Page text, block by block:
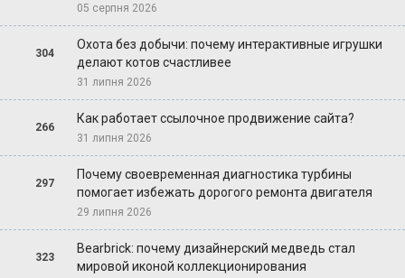
05 серпня 2026
304
Охота без добычи: почему интерактивные игрушки
делают котов счастливее
31 липня 2026
266
Как работает ссылочное продвижение сайта?
31 липня 2026
297
Почему своевременная диагностика турбины
помогает избежать дорогого ремонта двигателя
29 липня 2026
323
Bearbrick: почему дизайнерский медведь стал
мировой иконой коллекционирования